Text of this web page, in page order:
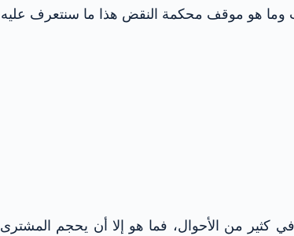
وما هو موقف محكمة النقض هذا ما سنتعرف عليه
كثير من الأحوال، فما هو إلا أن يحجم المشترى